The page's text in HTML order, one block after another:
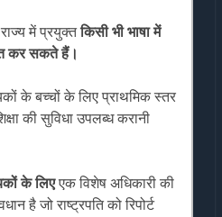
में प्रयुक्तकिसी भी भाषा में
कर सकते हैं।
के बच्चों के लिए प्राथमिक स्तर
की सुविधा उपलब्ध करानी
के लिएएक विशेष अधिकारी की
है जो राष्ट्रपति को रिपोर्ट